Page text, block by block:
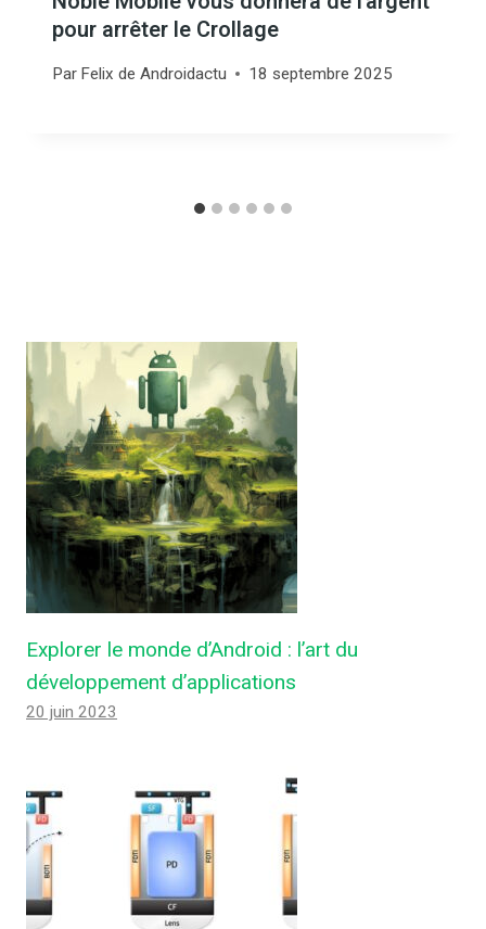
pour arrêter le Crollage
Par Felix de Androidactu 18 septembre 2025
Explorer le monde d’Android : l’art du
développement d’applications
20 juin 2023